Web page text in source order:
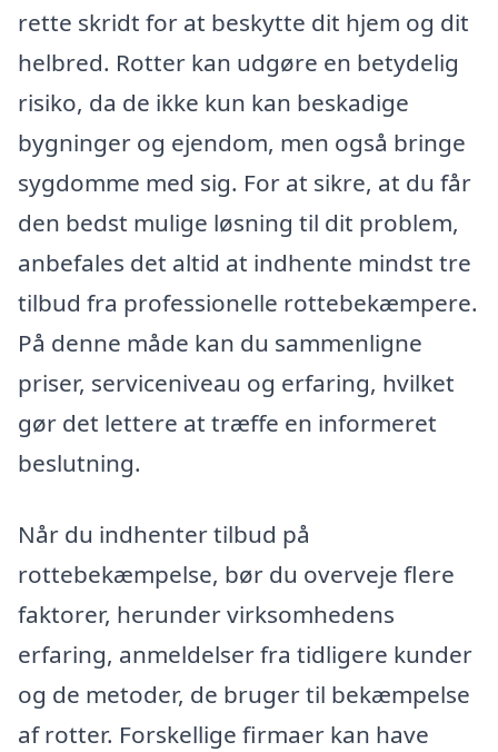
rette skridt for at beskytte dit hjem og dit
helbred. Rotter kan udgøre en betydelig
risiko, da de ikke kun kan beskadige
bygninger og ejendom, men også bringe
sygdomme med sig. For at sikre, at du får
den bedst mulige løsning til dit problem,
anbefales det altid at indhente mindst tre
tilbud fra professionelle rottebekæmpere.
På denne måde kan du sammenligne
priser, serviceniveau og erfaring, hvilket
gør det lettere at træffe en informeret
beslutning.
Når du indhenter tilbud på
rottebekæmpelse, bør du overveje flere
faktorer, herunder virksomhedens
erfaring, anmeldelser fra tidligere kunder
og de metoder, de bruger til bekæmpelse
af rotter. Forskellige firmaer kan have